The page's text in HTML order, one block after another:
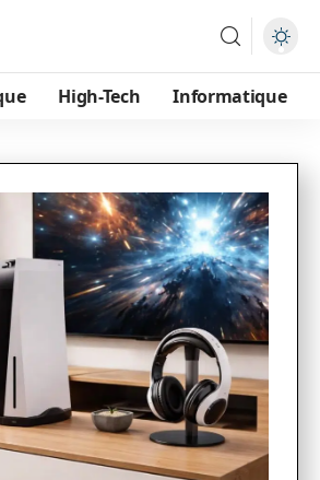
High-Tech Informatique